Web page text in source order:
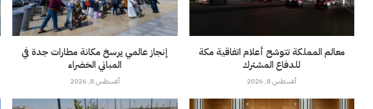
إنجاز عالمي يرسخ مكانة مطارات جدة في
المباني الخضراء
أغسطس 8, 2026
معالم المملكة تتوشح أعلام اتفاقية مكة
للدفاع المشترك
أغسطس 8, 2026